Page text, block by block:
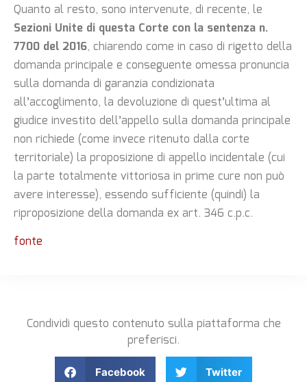
Quanto al resto, sono intervenute, di recente, le
Sezioni Unite di questa Corte con la sentenza n.
7700 del 2016, chiarendo come in caso di rigetto della
domanda principale e conseguente omessa pronuncia
sulla domanda di garanzia condizionata
all’accoglimento, la devoluzione di quest’ultima al
giudice investito dell’appello sulla domanda principale
non richiede (come invece ritenuto dalla corte
territoriale) la proposizione di appello incidentale (cui
la parte totalmente vittoriosa in prime cure non può
avere interesse), essendo sufficiente (quindi) la
riproposizione della domanda ex art. 346 c.p.c.
fonte
Condividi questo contenuto sulla piattaforma che
preferisci.
Facebook Twitter